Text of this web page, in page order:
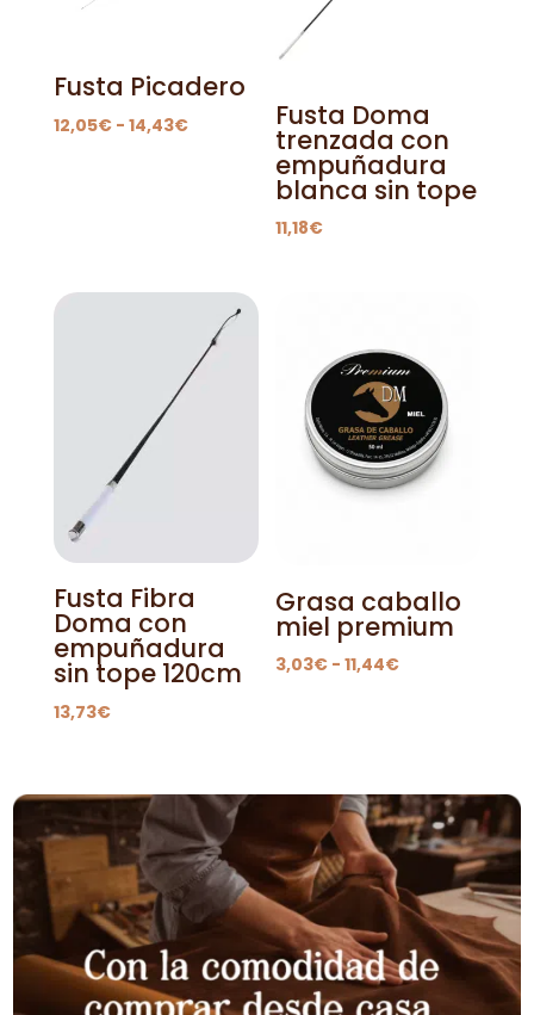
Fusta Picadero
12,05€ - 14,43€Rango
14,43€
Fusta Doma
trenzada con
empuñadura
blanca sin tope
11,18€
Fusta Fibra
Doma con
empuñadura
sin tope 120cm
13,73€
Grasa caballo
miel premium
3,03€ - 11,44€Rango
hasta
11,44€